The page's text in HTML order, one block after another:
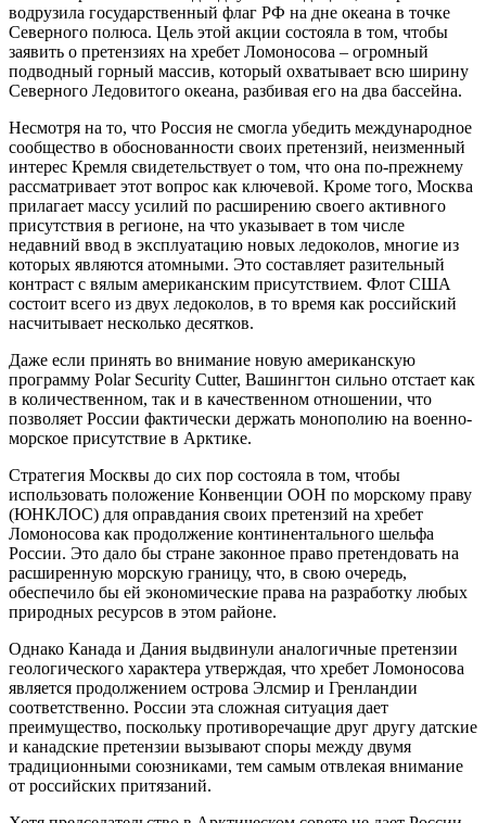
водрузила государственный флаг РФ на дне океана в точке
Северного полюса. Цель этой акции состояла в том, чтобы
заявить о претензиях на хребет Ломоносова – огромный
подводный горный массив, который охватывает всю ширину
Северного Ледовитого океана, разбивая его на два бассейна.
Несмотря на то, что Россия не смогла убедить международное
сообщество в обоснованности своих претензий, неизменный
интерес Кремля свидетельствует о том, что она по-прежнему
рассматривает этот вопрос как ключевой. Кроме того, Москва
прилагает массу усилий по расширению своего активного
присутствия в регионе, на что указывает в том числе
недавний ввод в эксплуатацию новых ледоколов, многие из
которых являются атомными. Это составляет разительный
контраст с вялым американским присутствием. Флот США
состоит всего из двух ледоколов, в то время как российский
насчитывает несколько десятков.
Даже если принять во внимание новую американскую
программу Polar Security Cutter, Вашингтон сильно отстает как
в количественном, так и в качественном отношении, что
позволяет России фактически держать монополию на военно-
морское присутствие в Арктике.
Стратегия Москвы до сих пор состояла в том, чтобы
использовать положение Конвенции ООН по морскому праву
(ЮНКЛОС) для оправдания своих претензий на хребет
Ломоносова как продолжение континентального шельфа
России. Это дало бы стране законное право претендовать на
расширенную морскую границу, что, в свою очередь,
обеспечило бы ей экономические права на разработку любых
природных ресурсов в этом районе.
Однако Канада и Дания выдвинули аналогичные претензии
геологического характера утверждая, что хребет Ломоносова
является продолжением острова Элсмир и Гренландии
соответственно. России эта сложная ситуация дает
преимущество, поскольку противоречащие друг другу датские
и канадские претензии вызывают споры между двумя
традиционными союзниками, тем самым отвлекая внимание
от российских притязаний.